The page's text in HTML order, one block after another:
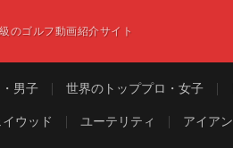
のゴルフ動画紹介サイト
男子 世界のトッププロ・女子
ウッド ユーテリティ アイアン